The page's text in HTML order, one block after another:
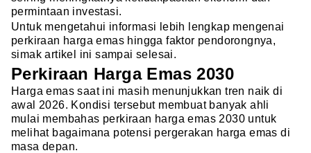
permintaan investasi.
Untuk mengetahui informasi lebih lengkap mengenai
perkiraan harga emas hingga faktor pendorongnya,
simak artikel ini sampai selesai.
Perkiraan Harga Emas 2030
Harga emas saat ini masih menunjukkan tren naik di
awal 2026. Kondisi tersebut membuat banyak ahli
mulai membahas perkiraan harga emas 2030 untuk
melihat bagaimana potensi pergerakan harga emas di
masa depan.